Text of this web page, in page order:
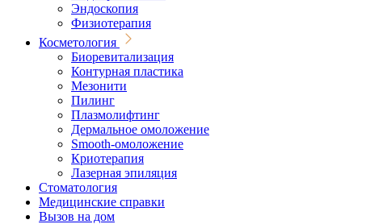
Эндоскопия
Физиотерапия
Косметология
Биоревитализация
Контурная пластика
Мезонити
Пилинг
Плазмолифтинг
Дермальное омоложение
Smooth-омоложение
Криотерапия
Лазерная эпиляция
Стоматология
Медицинские справки
Вызов на дом